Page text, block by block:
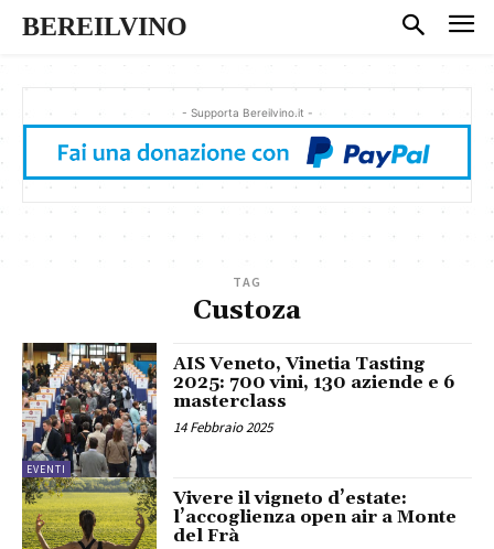
BEREILVINO
- Supporta Bereilvino.it -
TAG
Custoza
EVENTI
AIS Veneto, Vinetia Tasting
2025: 700 vini, 130 aziende e 6
masterclass
14 Febbraio 2025
Vivere il vigneto d’estate:
l’accoglienza open air a Monte
del Frà